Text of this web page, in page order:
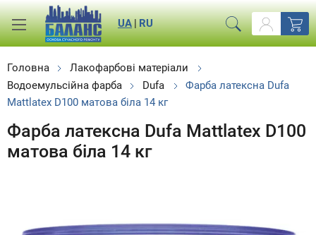
RU
|
UA
Головна
Лакофарбові матеріали
Водоемульсійна фарба
Dufa
Фарба латексна Dufa
Mattlatex D100 матова біла 14 кг
Фарба латексна Dufa Mattlatex D100
матова біла 14 кг